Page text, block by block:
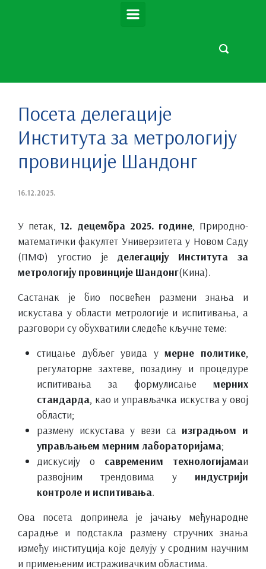
Посета делегације
Института за метрологију
провинције Шандонг
16.12.2025.
У петак, 12. децембра 2025. године , Природно-
математички факултет Универзитета у Новом Саду
(ПМФ) угостио је делегацију Института за
метрологију провинције Шандонг(Кина).
Састанак је био посвећен размени знања и
искустава у области метрологије и испитивања, а
разговори су обухватили следеће кључне теме:
стицање дубљег увида умерне политике
регулаторне захтеве, позадину и процедуре
испитивања за формулисање мерних
стандарда , као и управљачка искуства у овој
области;
размену искустава у вези са изградњом и
управљањем мерним лабораторијама;
дискусију о савременим технологијамаи
развојним трендовима у индустрији
контроле и испитивања.
Ова посета допринела је јачању међународне
сарадње и подстакла размену стручних знања
између институција које делују у сродним научним
и примењеним истраживачким областима.